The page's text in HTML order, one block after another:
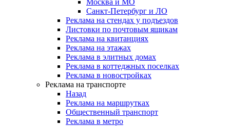
Москва и МО
Санкт-Петербург и ЛО
Реклама на стендах у подъездов
Листовки по почтовым ящикам
Реклама на квитанциях
Реклама на этажах
Реклама в элитных домах
Реклама в коттеджных поселках
Реклама в новостройках
Реклама на транспорте
Назад
Реклама на маршрутках
Общественный транспорт
Реклама в метро